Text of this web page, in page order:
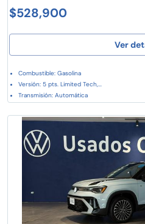
$528,900
Ver
Combustible: Gasolina
Versión: 5 pts. Limited Tech,...
Transmisión: Automática